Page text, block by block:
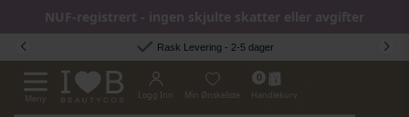
NUF-registrert - ingen skjulte skatter eller avgifter
Hopp til innhold
Rask Levering - 2-5 dager
Toggle Nav
Meny Logg Inn Min Ønskeliste
0
Handlekurv